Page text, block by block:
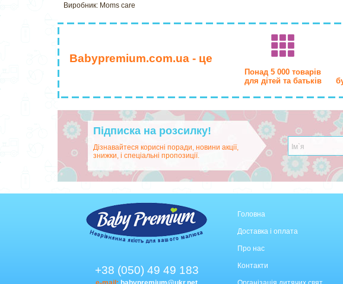
Виробник: Moms care
Babypremium.com.ua - це
Понад 5 000 товарів
для дітей та батьків
Підписка на розсилку!
Дізнавайтеся корисні поради, новини акції,
знижки, і спеціальні пропозиції.
+38 (050) 49 49 183
Головна
Доставка і оплата
Про нас
Контакти